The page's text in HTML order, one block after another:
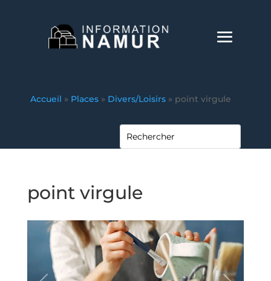
Accueil » Places » Divers/Loisirs » point virgule
point virgule